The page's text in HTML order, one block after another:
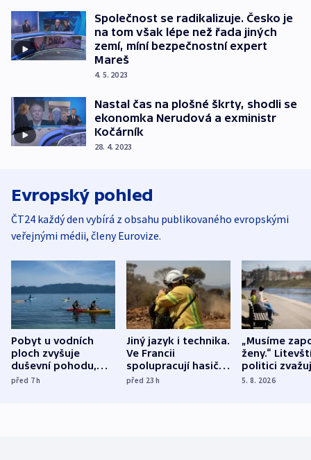
Společnost se radikalizuje. Česko je
na tom však lépe než řada jiných
zemí, míní bezpečnostní expert
Mareš
4. 5. 2023
Nastal čas na plošné škrty, shodli se
ekonomka Nerudová a exministr
Kočárník
28. 4. 2023
Evropský pohled
ČT24 každý den vybírá z obsahu publikovaného evropskými
veřejnými médii, členy Eurovize.
Pobyt u vodních
ploch zvyšuje
duševní pohodu,
ukázala
před 7h
Jiný jazyk i technika.
Ve Francii
spolupracují hasiči z
různých zemí
před 23h
„Musíme
ženy.“
politici
dohodu o
5. 8. 2026